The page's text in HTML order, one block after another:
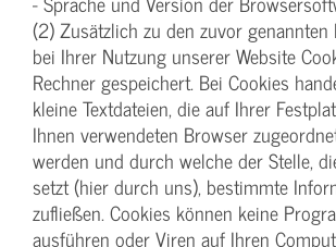
(2) Zusätzlich zu den zuvor genannten
bei Ihrer Nutzung unserer Website
Rechner gespeichert. Bei Cookies
kleine Textdateien, die auf Ihrer
Ihnen verwendeten Browser
werden und durch welche der Stelle,
setzt (hier durch uns), bestimmte
zufließen. Cookies können keine
ausführen oder Viren auf Ihren